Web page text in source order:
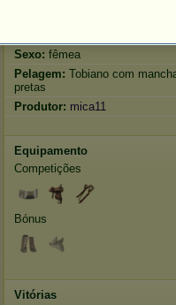
Sexo: fêmea
Pelagem: Tobiano com
pretas
Produtor: mica11
Equipamento
Competições
Bónus
Vitórias